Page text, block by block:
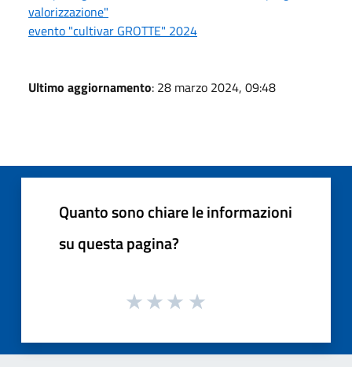
valorizzazione"
evento "cultivar GROTTE" 2024
Ultimo aggiornamento: 28 marzo 2024, 09:48
Quanto sono chiare le informazioni
su questa pagina?